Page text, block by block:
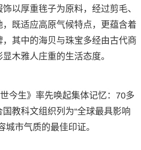
以厚重毪子为原料，经过剪毛、
既适应高原气候特点，更蕴含着
其中的海贝与珠宝多经由古代商
木雅人庄重的生活态度。
今生》率先唤起集体记忆：70多
教科文组织列为“全球最具影响
市气质的最佳印证。